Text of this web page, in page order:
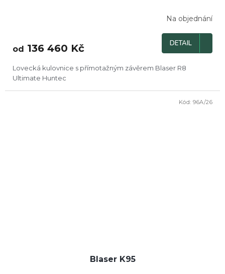
Na objednání
od 136 460 Kč DETAIL
Lovecká kulovnice s přímotažným závěrem Blaser R8
Ultimate Huntec
Blaser K95
Kód: 96A/26